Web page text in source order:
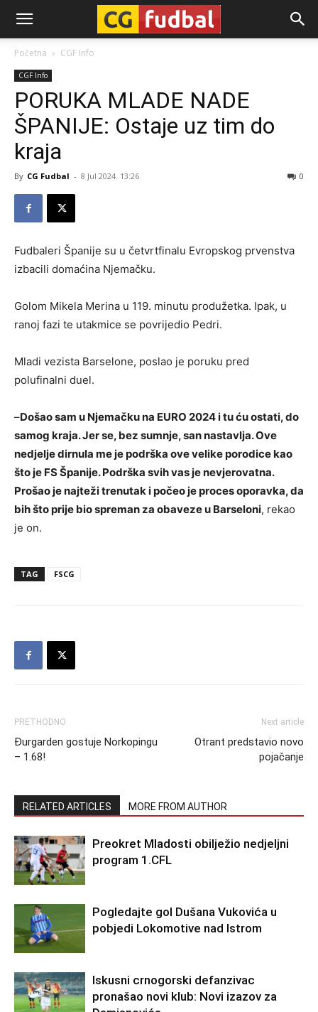
CG-
Fudbal
Početna CGF Info
CGF Info
PORUKA MLADE NADE
ŠPANIJE: Ostaje uz tim do
kraja
By CG Fudbal - 8 Jul 2024. 13:26 0
Fudbaleri Španije su u četvrtfinalu Evropskog prvenstva
izbacili domaćina Njemačku.
Golom Mikela Merina u 119. minutu produžetka. Ipak, u
ranoj fazi te utakmice se povrijedio Pedri.
Mladi vezista Barselone, poslao je poruku pred
polufinalni duel.
–Došao sam u Njemačku na EURO 2024 i tu ću ostati, do
samog kraja. Jer se, bez sumnje, san nastavlja. Ove
nedjelje dirnula me je podrška ove velike porodice kao
što je FS Španije. Podrška svih vas je nevjerovatna.
Prošao je najteži trenutak i počeo je proces oporavka, da
bih što prije bio spreman za obaveze u Barseloni, rekao
je on.
TAG FSCG
PRETHODNO
Đurgarden gostuje Norkopingu
– 1.68!
Next article
Otrant predstavio novo
pojačanje
RELATED ARTICLES MORE FROM AUTHOR
Preokret Mladosti obilježio nedjeljni
program 1.CFL
Pogledajte gol Dušana Vukovića u
pobjedi Lokomotive nad Istrom
Iskusni crnogorski defanzivac
pronašao novi klub: Novi izazov za